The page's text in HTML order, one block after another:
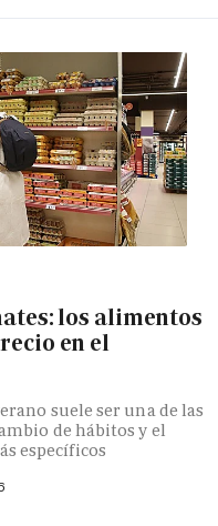
los alimentos
en el
suele ser una de las
de hábitos y el
específicos